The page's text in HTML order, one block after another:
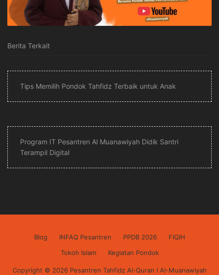
Berita Terkait
Tips Memilih Pondok Tahfidz Terbaik untuk Anak
Program IT Pesantren Al Muanawiyah Didik Santri
Terampil Digital
Blog INFAQ Pesantren PPDB 2026
FIQIH
Tokoh Islam
Kegiatan Pondok
Copyright © 2026 Pesantren Tahfidz Al-Quran I Al-Muanawiyah